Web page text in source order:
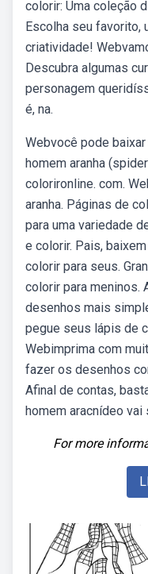
colorir: Uma coleção
Escolha seu favorito,
criatividade!
Descubra algumas
personagem
é, na.
Webvocê pode
homem aranha
colorironline. com.
aranha. Páginas de
para uma variedade
e colorir. Pais,
colorir para seus.
colorir para meninos.
desenhos mais
pegue seus lápis de
Webimprima com
fazer os desenhos
Afinal de contas,
homem aracnídeo vai
For more